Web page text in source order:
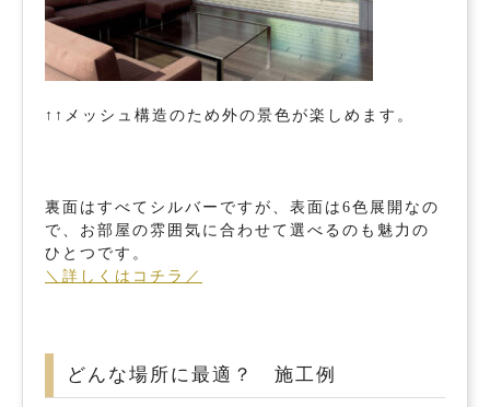
↑↑メッシュ構造のため外の景色が楽しめます。
裏面はすべてシルバーですが、表面は6色展開なの
で、お部屋の雰囲気に合わせて選べるのも魅力の
ひとつです。
＼詳しくはコチラ／
どんな場所に最適？ 施工例